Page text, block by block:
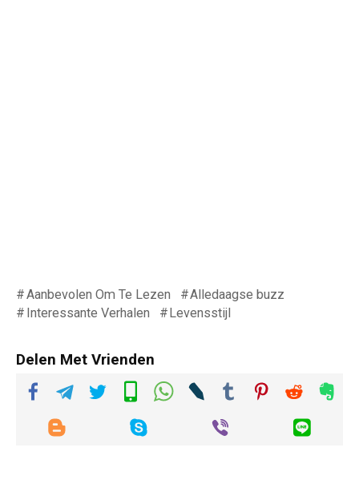
Aanbevolen Om Te Lezen
Alledaagse buzz
Interessante Verhalen
Levensstijl
Delen Met Vrienden